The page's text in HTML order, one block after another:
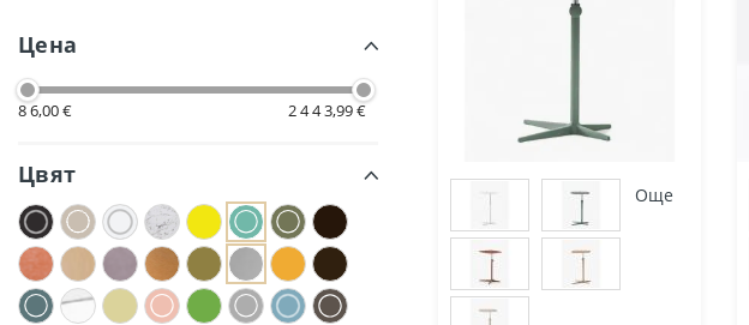
Още
Цена
8 6,00 € 2 4 4 3,99 €
Цвят